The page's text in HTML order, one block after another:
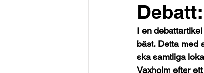
I en
bäst. Detta med
ska samtliga
Vaxholm efter